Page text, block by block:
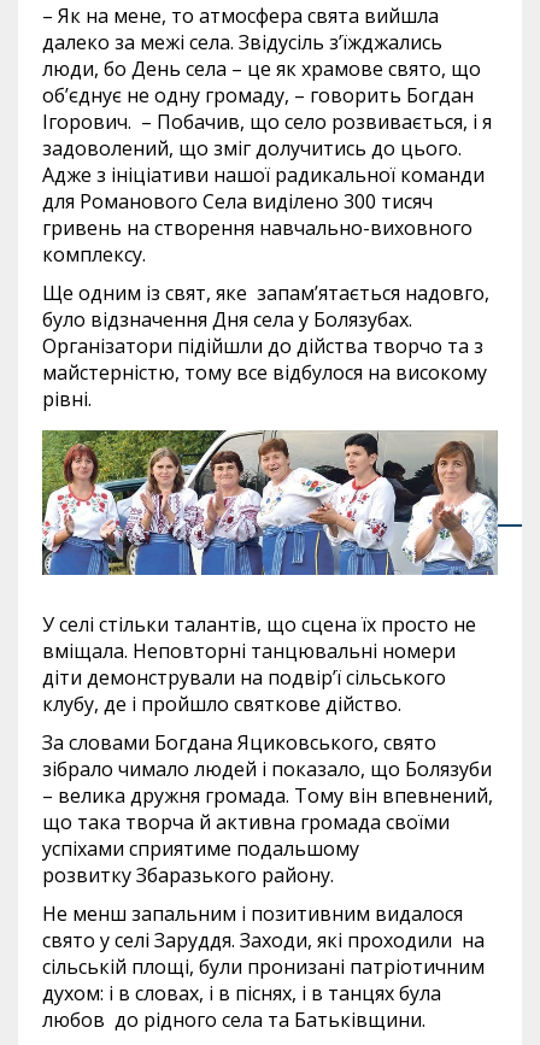
– Як на мене, то атмосфера свята вийшла
далеко за межі села. Звідусіль з’їжджались
люди, бо День села – це як храмове свято, що
об’єднує не одну громаду, – говорить Богдан
Ігорович. – Побачив, що село розвивається, і я
задоволений, що зміг долучитись до цього.
Адже з ініціативи нашої радикальної команди
для Романового Села виділено 300 тисяч
гривень на створення навчально-виховного
комплексу.
Ще одним із свят, яке запам’ятається надовго,
було відзначення Дня села у Болязубах.
Організатори підійшли до дійства творчо та з
майстерністю, тому все відбулося на високому
рівні.
У селі стільки талантів, що сцена їх просто не
вміщала. Неповторні танцювальні номери
діти демонстрували на подвір’ї сільського
клубу, де і пройшло святкове дійство.
За словами Богдана Яциковського, свято
зібрало чимало людей і показало, що Болязуби
– велика дружня громада. Тому він впевнений,
що така творча й активна громада своїми
успіхами сприятиме подальшому
розвитку Збаразького району.
Не менш запальним і позитивним видалося
свято у селі Заруддя. Заходи, які проходили на
сільській площі, були пронизані патріотичним
духом: і в словах, і в піснях, і в танцях була
любов до рідного села та Батьківщини.